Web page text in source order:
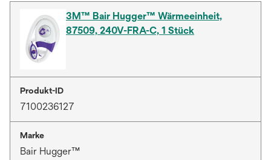
3M™ Bair Hugger™ Wärmeeinheit,
87509, 240V-FRA-C, 1 Stück
Produkt-ID
7100236127
Marke
Bair Hugger™